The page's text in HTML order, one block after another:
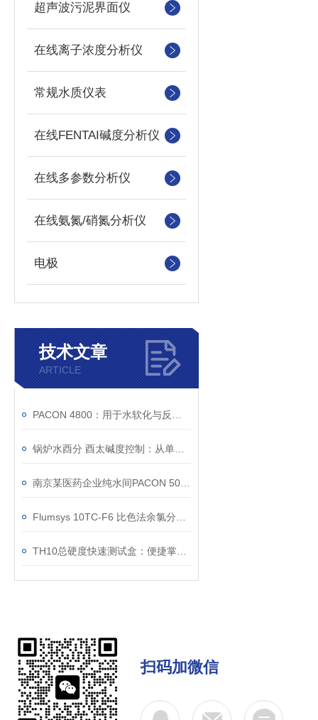
超声波污泥界面仪
在线离子浓度分析仪
常规水质仪表
在线FENTAI碱度分析仪
在线多参数分析仪
在线氨氮/硝氮分析仪
电极
技术文章
ARTICLE
扫码加微信